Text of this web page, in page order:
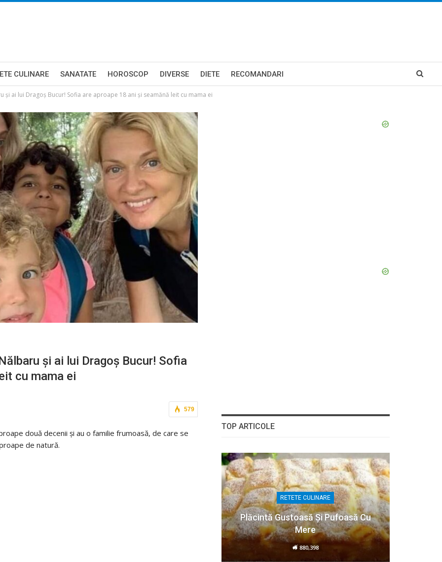
CULINARE SANATATE HOROSCOP DIVERSE DIETE RECOMANDARI
și ai lui Dragoș Bucur! Sofia are aproape 18 ani și seamănă leit cu mama ei
și ai lui Dragoș Bucur! Sofia
cu mama ei
579
două decenii și au o familie frumoasă, de care se
de natură.
TOP ARTICOLE
RETETE CULINARE
Plăcintă Gustoasă Și Pufoasă Cu
Mere
880,398